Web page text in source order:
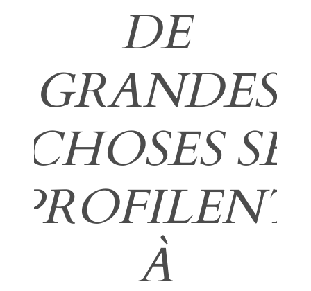
DE
GRANDES
CHOSES SE
PROFILENT
À